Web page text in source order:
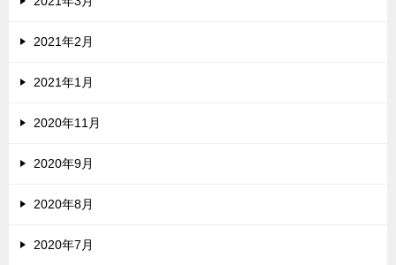
2021年2月
2021年1月
2020年11月
2020年9月
2020年8月
2020年7月